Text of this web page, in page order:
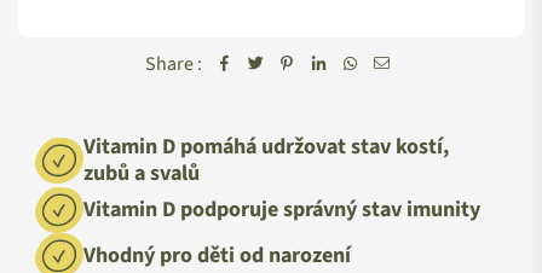
Share :
Vitamin D pomáhá udržovat stav kostí,
zubů a svalů
Vitamin D podporuje správný stav imunity
Vhodný pro děti od narození